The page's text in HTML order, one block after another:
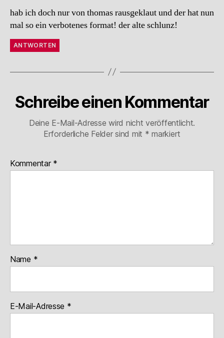
hab ich doch nur von thomas rausgeklaut und der hat nun
mal so ein verbotenes format! der alte schlunz!
ANTWORTEN
Schreibe einen Kommentar
Deine E-Mail-Adresse wird nicht veröffentlicht.
Erforderliche Felder sind mit * markiert
Kommentar *
Name *
E-Mail-Adresse *